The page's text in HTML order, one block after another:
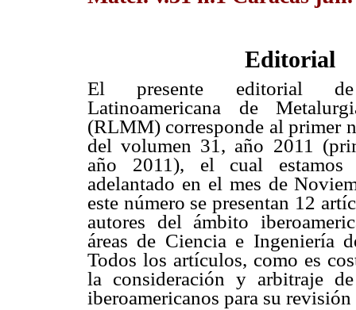
Editorial
El presente editorial
Latinoamericana de
(RLMM) corresponde al primer
del volumen 31, año 2011
año 2011), el cual estamos
adelantado en el mes de
este número se presentan 12
autores del ámbito
áreas de Ciencia e Ingeniería
Todos los artículos, como es
la consideración y arbitraje
iberoamericanos para su